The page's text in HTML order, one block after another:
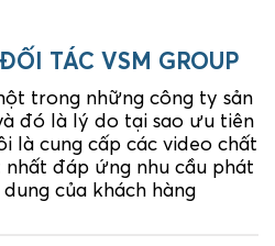
TÁC VSM GROUP
trong những công ty sản
đó là lý do tại sao ưu tiên
là cung cấp các video chất
đáp ứng nhu cầu phát
của khách hàng